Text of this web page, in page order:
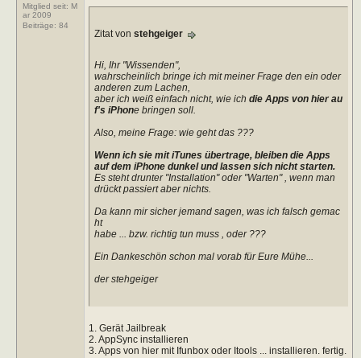
Mitglied seit: M
ar 2009
Beiträge: 84
Zitat von stehgeiger
Hi, Ihr "Wissenden",
wahrscheinlich bringe ich mit meiner Frage den ein oder
anderen zum Lachen,
aber ich weiß einfach nicht, wie ich die Apps von hier au
f's iPhone bringen soll.
Also, meine Frage: wie geht das ???
Wenn ich sie mit iTunes übertrage, bleiben die Apps
auf dem iPhone dunkel und lassen sich nicht starten.
Es steht drunter "Installation" oder "Warten" , wenn man
drückt passiert aber nichts.
Da kann mir sicher jemand sagen, was ich falsch gemac
ht
habe ... bzw. richtig tun muss , oder ???
Ein Dankeschön schon mal vorab für Eure Mühe...
der stehgeiger
1. Gerät Jailbreak
2. AppSync installieren
3. Apps von hier mit Ifunbox oder Itools ... installieren. fertig.